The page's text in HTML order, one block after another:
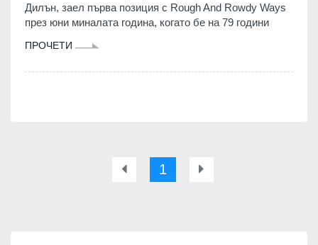
Дилън, заел първа позиция с Rough And Rowdy Ways
през юни миналата година, когато бе на 79 години
ПРОЧЕТИ
1